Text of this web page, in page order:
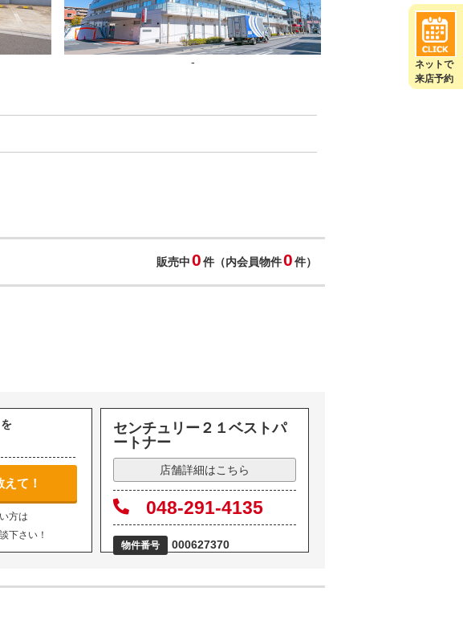
ネットで
来店予約
-
販売中0件（内会員物件0件）
て！
方は
下さい！
センチュリー２１ベストパ
ートナー
店舗詳細はこちら
048-291-4135
物件番号 000627370